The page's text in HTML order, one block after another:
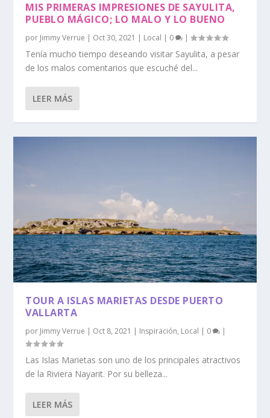
MIS PRIMERAS IMPRESIONES DE SAYULITA,
PUEBLO MÁGICO; LO MALO Y LO BUENO
por Jimmy Verrue | Oct 30, 2021 | Local | 0 |
Tenía mucho tiempo deseando visitar Sayulita, a pesar
de los malos comentarios que escuché del...
LEER MÁS
TOUR A ISLAS MARIETAS DESDE PUERTO
VALLARTA
por Jimmy Verrue | Oct 8, 2021 | Inspiración, Local | 0 |
Las Islas Marietas son uno de los principales atractivos
de la Riviera Nayarit. Por su belleza...
LEER MÁS